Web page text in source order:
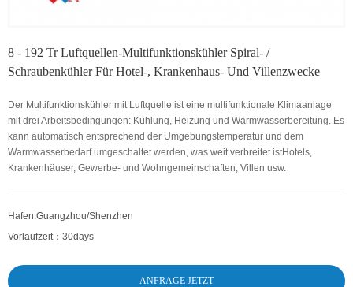
8 - 192 Tr Luftquellen-Multifunktionskühler Spiral- /
Schraubenkühler Für Hotel-, Krankenhaus- Und Villenzwecke
Der Multifunktionskühler mit Luftquelle ist eine multifunktionale Klimaanlage
mit drei Arbeitsbedingungen: Kühlung, Heizung und Warmwasserbereitung. Es
kann automatisch entsprechend der Umgebungstemperatur und dem
Warmwasserbedarf umgeschaltet werden, was weit verbreitet istHotels,
Krankenhäuser, Gewerbe- und Wohngemeinschaften, Villen usw.
Hafen:Guangzhou/Shenzhen
Vorlaufzeit： 30days
ANFRAGE JETZT